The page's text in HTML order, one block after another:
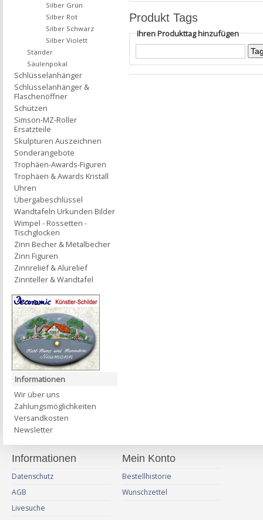
Produkt Tags
Ihren Produkttag hinzufügen
Silber Grün
Silber Rot
Silber Schwarz
Silber Violett
Ständer
Säulenpokal
Schlüsselanhänger
Schlüsselanhänger &
Flaschenöffner
Schützen
Simson-MZ-Roller
Ersatzteile
Skulpturen Auszeichnen
Sonderangebote
Trophäen-Awards-Figuren
Trophäen & Awards Kristall
Uhren
Übergabeschlüssel
Wandtafeln Urkunden Bilder
Wimpel - Rossetten -
Tischglocken
Zinn Becher & Metalbecher
Zinn Figuren
Zinnrelief & Alurelief
Zinnteller & Wandtafel
Informationen
Wir über uns
Zahlungsmöglichkeiten
Versandkosten
Newsletter
Informationen
Datenschutz
AGB
Livesuche
Mein Konto
Bestellhistorie
Wunschzettel